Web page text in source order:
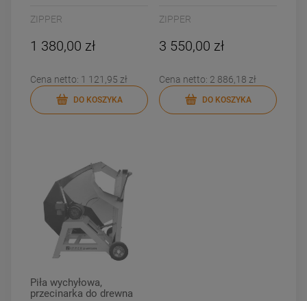
WP400TN
ZIPPER
1 380,00 zł
Cena netto: 1 121,95 zł
DO KOSZYKA
WP500TN
ZIPPER
3 550,00 zł
Cena netto: 2 886,18 zł
DO KOSZYKA
Piła wychyłowa,
przecinarka do drewna